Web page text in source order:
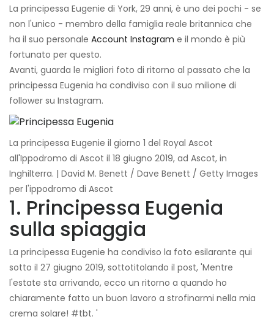
La principessa Eugenie di York, 29 anni, è uno dei pochi - se
non l'unico - membro della famiglia reale britannica che
ha il suo personale Account Instagram e il mondo è più
fortunato per questo.
Avanti, guarda le migliori foto di ritorno al passato che la
principessa Eugenia ha condiviso con il suo milione di
follower su Instagram.
La principessa Eugenie il giorno 1 del Royal Ascot
all'Ippodromo di Ascot il 18 giugno 2019, ad Ascot, in
Inghilterra. | David M. Benett / Dave Benett / Getty Images
per l'ippodromo di Ascot
1. Principessa Eugenia
sulla spiaggia
La principessa Eugenie ha condiviso la foto esilarante qui
sotto il 27 giugno 2019, sottotitolando il post, 'Mentre
l'estate sta arrivando, ecco un ritorno a quando ho
chiaramente fatto un buon lavoro a strofinarmi nella mia
crema solare! #tbt. '